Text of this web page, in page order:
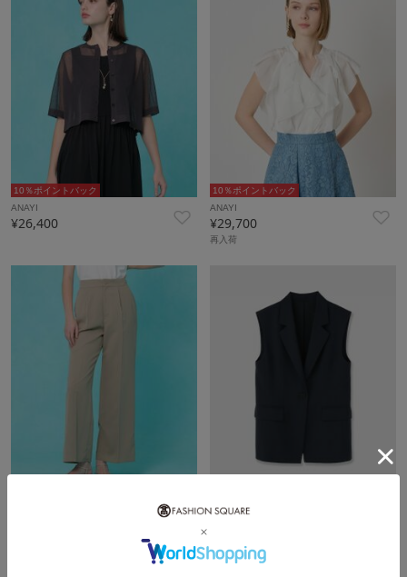
10％ポイントバック
ANAYI
¥26,400
10％ポイントバック
ANAYI
¥29,700
再入荷
¥49,500